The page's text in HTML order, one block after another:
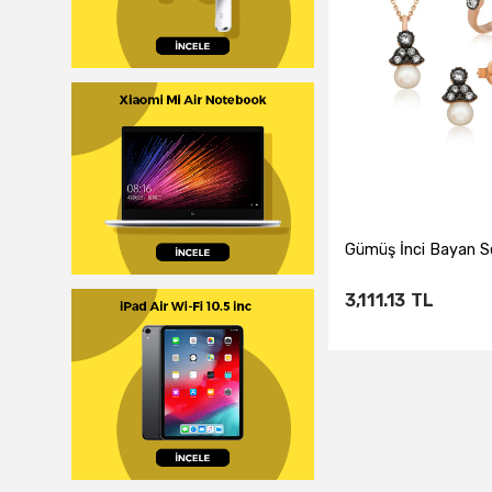
​Gümüş İnci Bayan
3,111.13 TL